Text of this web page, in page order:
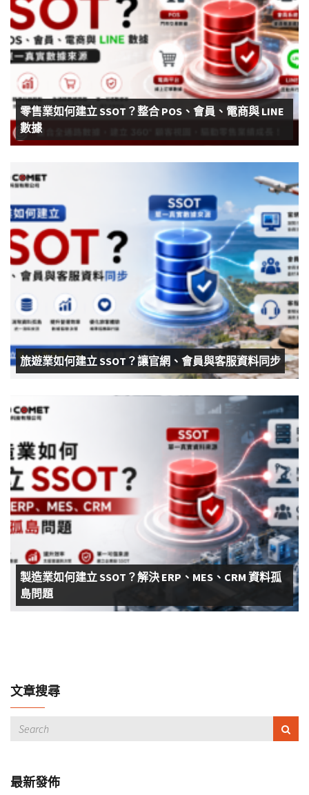
零售業如何建立 SSOT？整合 POS、會員、電商與 LINE
數據
旅遊業如何建立 SSOT？讓官網、會員與客服資料同步
製造業如何建立 SSOT？解決 ERP、MES、CRM 資料孤
島問題
文章搜尋
最新發佈